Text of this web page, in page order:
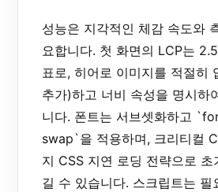
성능은 지각적인 체감 속도와
요합니다. 첫 화면의 LCP는
표로, 히어로 이미지를 적절히
추가)하고 너비 속성을 명시하
니다. 폰트는 서브셋화하고
swap`을 적용하며, 크리티컬
지 CSS 지연 로딩 전략으로
길 수 있습니다. 스크립트는 필